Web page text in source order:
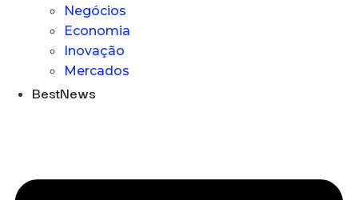
Negócios
Economia
Inovação
Mercados
BestNews